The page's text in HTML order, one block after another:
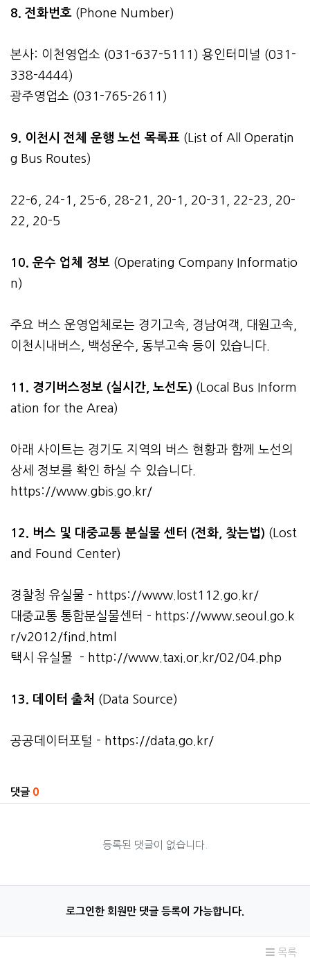
8. 전화번호 (Phone Number)
본사: 이천영업소 (031-637-5111) 용인터미널 (031-
338-4444)
광주영업소 (031-765-2611)
9. 이천시 전체 운행 노선 목록표 (List of All Operatin
g Bus Routes)
22-6, 24-1, 25-6, 28-21, 20-1, 20-31, 22-23, 20-
22, 20-5
10. 운수 업체 정보 (Operating Company Informatio
n)
주요 버스 운영업체로는 경기고속, 경남여객, 대원고속,
이천시내버스, 백성운수, 동부고속 등이 있습니다.
11. 경기버스정보 (실시간, 노선도) (Local Bus Inform
ation for the Area)
아래 사이트는 경기도 지역의 버스 현황과 함께 노선의
상세 정보를 확인 하실 수 있습니다.
https://www.gbis.go.kr/
12. 버스 및 대중교통 분실물 센터 (전화, 찾는법) (Lost
and Found Center)
경찰청 유실물 - https://www.lost112.go.kr/
대중교통 통합분실물센터 - https://www.seoul.go.k
r/v2012/find.html
택시 유실물 - http://www.taxi.or.kr/02/04.php
13. 데이터 출처 (Data Source)
공공데이터포털 - https://data.go.kr/
댓글 0
등록된 댓글이 없습니다.
로그인한 회원만 댓글 등록이 가능합니다.
목록